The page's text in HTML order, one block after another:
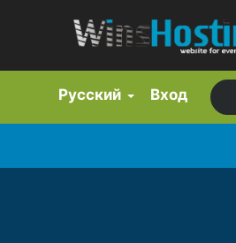
Русский Вход